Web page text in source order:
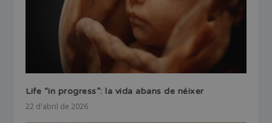
Life “in progress”: la vida abans de néixer
22 d'abril de 2026